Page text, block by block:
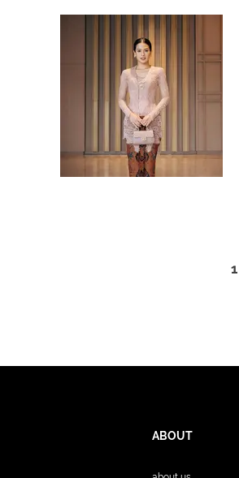
1
ABOUT